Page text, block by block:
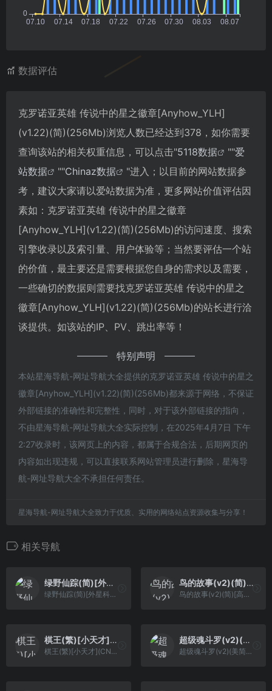
数据评估
克罗诺亚英雄 传说中的星之徽章[Anyhow_YLH]
(v1.22)(简)(256Mb)浏览人数已经达到378，如你需要
查询该站的相关权重信息，可以点击"5118数据 ""爱
站数据
""Chinaz数据
"进入；以目前的网站数据参
考，建议大家请以爱站数据为准，更多网站价值评估因
素如：克罗诺亚英雄 传说中的星之徽章
[Anyhow_YLH](v1.22)(简)(256Mb)的访问速度、搜索
引擎收录以及索引量、用户体验等；当然要评估一个站
的价值，最主要还是需要根据您自身的需求以及需要，
一些确切的数据则需要找克罗诺亚英雄 传说中的星之
徽章[Anyhow_YLH](v1.22)(简)(256Mb)的站长进行洽
谈提供。如该站的IP、PV、跳出率等！
特别声明
本站星海导航-网址导航大全提供的克罗诺亚英雄 传说中的星之
徽章[Anyhow_YLH](v1.22)(简)(256Mb)都来源于网络，不保证
外部链接的准确性和完整性，同时，对于该外部链接的指向，
不由星海导航-网址导航大全实际控制，在2025年4月7日 下午
2:27收录时，该网页上的内容，都属于合规合法，后期网页的
内容如出现违规，可以直接联系网站管理员进行删除，星海导
航-网址导航大全不承担任何责任。
星海导航-网址导航大全致力于优质、实用的网络站点资源收集与分享！
相关导航
绿野仙踪(简)[外星科技](CN)[ACT](4Mb)
绿野仙踪(简)[外星科技](CN)[ACT](4Mb)
鸟的故事(v2)(简)[高伟](JP)[ACT](0.18Mb)
鸟的故事(v2)(简)[高伟](JP)[ACT](0.18Mb)
棋王(繁)[小天才](CN)[TAB](0.75Mb)
棋王(繁)[小天才](CN)[TAB](0.75Mb)
超级魂斗罗(v2)(美简)[星空](US)[ACT](2Mb)
超级魂斗罗(v2)(美简)[星空](US)[ACT](2Mb)